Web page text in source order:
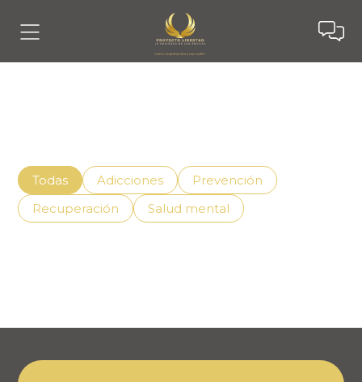
Todas Adicciones
Prevención
Recuperación
Salud mental